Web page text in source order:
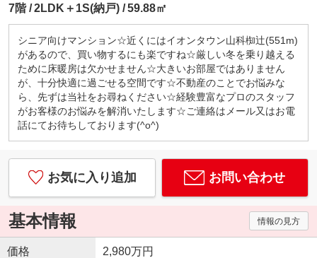
7階 2LDK＋1S(納戸) 59.88㎡
シニア向けマンション☆近くにはイオンタウン山科椥辻(551m)
があるので、買い物するにも楽ですね☆厳しい冬を乗り越える
ために床暖房は欠かせません☆大きいお部屋ではありません
が、十分快適に過ごせる空間です☆不動産のことでお悩みな
ら、先ずは当社をお尋ねください☆経験豊富なプロのスタッフ
がお客様のお悩みを解消いたします☆ご連絡はメール又はお電
話にてお待ちしております(^o^)
お気に入り追加 お問い合わせ
基本情報 情報の見方
価格 2,980万円